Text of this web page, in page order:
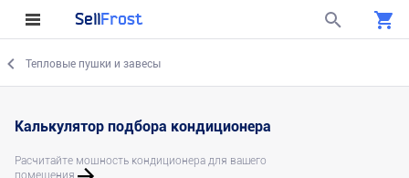
SellFrost
Тепловые пушки и завесы
Калькулятор подбора кондиционера
Расчитайте мощность кондиционера для вашего